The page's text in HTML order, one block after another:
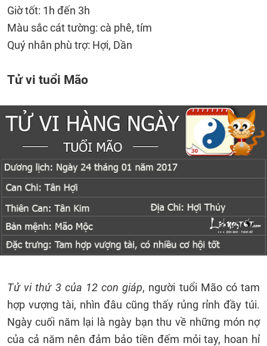
Giờ tốt: 1h đến 3h
Màu sắc cát tường: cà phê, tím
Quý nhân phù trợ: Hợi, Dần
Tử vi tuổi Mão
Tử vi thứ 3 của 12 con giáp, người tuổi Mão có tam
hợp vượng tài, nhìn đâu cũng thấy rủng rỉnh đầy túi.
Ngày cuối năm lại là ngày bạn thu về những món nợ
của cả năm nên đảm bảo tiền đếm mỏi tay, hoan hỉ